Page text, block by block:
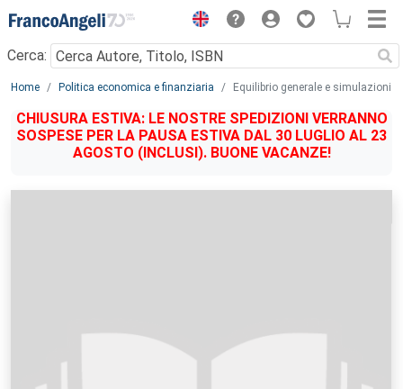
Menu
Cerca:
Main content
Home Politica economica e finanziaria Equilibrio generale e simulazioni
CHIUSURA ESTIVA: LE NOSTRE SPEDIZIONI VERRANNO
SOSPESE PER LA PAUSA ESTIVA DAL 30 LUGLIO AL 23
AGOSTO (INCLUSI). BUONE VACANZE!